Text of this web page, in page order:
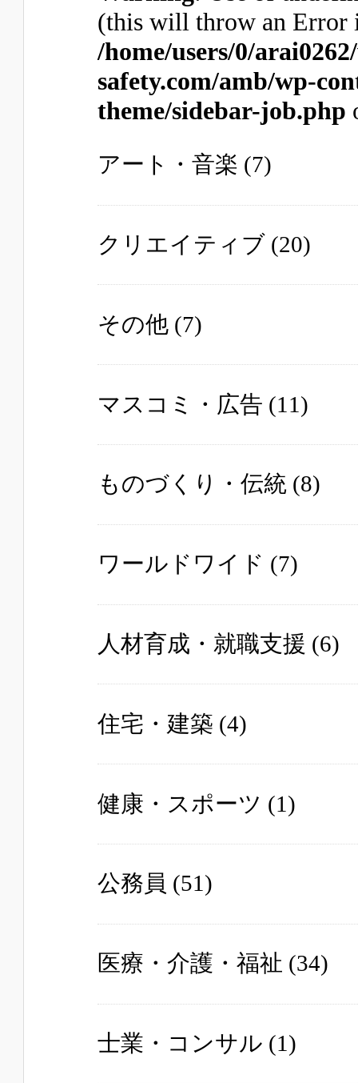
(this will throw an Error
/home/users/0/
safety.com/amb/wp-
theme/sidebar-job.php
アート・音楽 (7)
クリエイティブ (20)
その他 (7)
マスコミ・広告 (11)
ものづくり・伝統 (8)
ワールドワイド (7)
人材育成・就職支援 (6)
住宅・建築 (4)
健康・スポーツ (1)
公務員 (51)
医療・介護・福祉 (34)
士業・コンサル (1)